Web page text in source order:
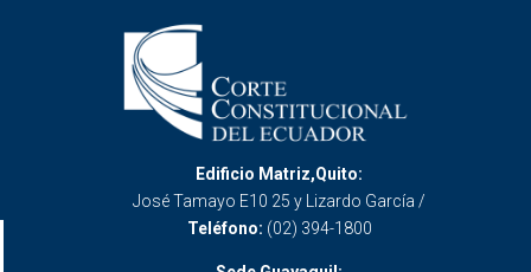
Edificio Matriz,Quito:
José Tamayo E10 25 y Lizardo García /
Teléfono: (02) 394-1800